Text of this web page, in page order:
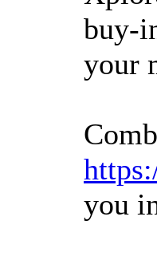
buy-
your
you